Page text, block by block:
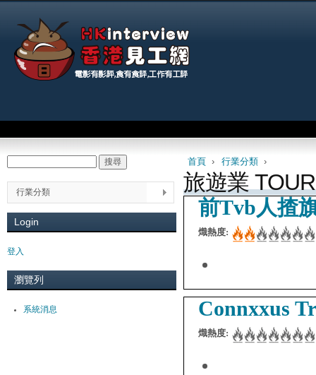
You are here
首頁› 行業分類›
旅遊業
前Tvb人揸
熾熱度:
Connxxus
熾熱度:
行業分類
Login
登入
瀏覽列
系統消息